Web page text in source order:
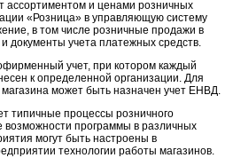
ассортиментом и ценами розничных
«Розница» в управляющую систему
в том числе розничные продажи в
документы учета платежных средств.
учет, при котором каждый
к определенной организации. Для
может быть назначен учет ЕНВД.
типичные процессы розничного
программы в различных
могут быть настроены в
технологии работы магазинов.